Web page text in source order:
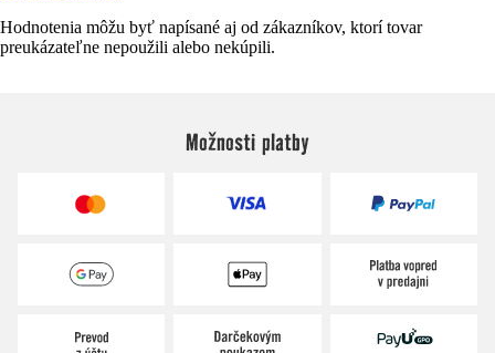
Hodnotenia môžu byť napísané aj od zákazníkov, ktorí tovar
preukázateľne nepoužili alebo nekúpili.
Možnosti platby